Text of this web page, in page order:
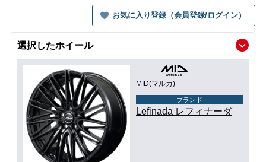
お気に入り登録（会員登録/ログイン）
選択したホイール
MID(マルカ)
ブランド
Lefinada レフィナーダ